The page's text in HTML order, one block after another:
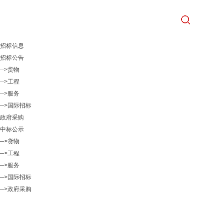
招标信息
招标公告
-->货物
-->工程
-->服务
-->国际招标
政府采购
中标公示
-->货物
-->工程
-->服务
-->国际招标
-->政府采购